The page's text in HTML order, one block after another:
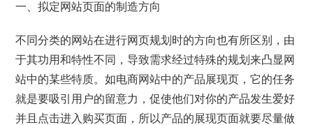
一、拟定网站页面的制造方向
不同分类的网站在进行网页规划时的方向也有所区别，由
于其功用和特性不同，导致需求经过特殊的规划来凸显网
站中的某些特质。如电商网站中的产品展现页，它的任务
就是要吸引用户的留意力，促使他们对你的产品发生爱好
并且点击进入购买页面，所以产品的展现页面就要尽量做